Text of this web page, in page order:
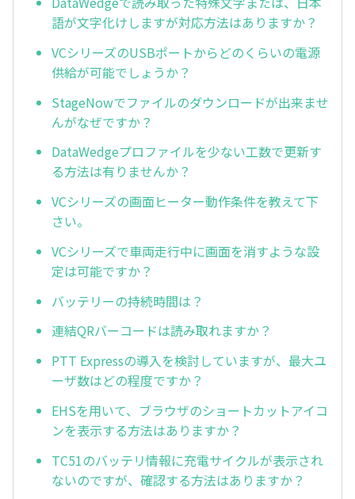
語が文字化けしますが対応方法はありますか？
VCシリーズのUSBポートからどのくらいの電源
供給が可能でしょうか？
StageNowでファイルのダウンロードが出来ませ
んがなぜですか？
DataWedgeプロファイルを少ない工数で更新す
る方法は有りませんか？
VCシリーズの画面ヒーター動作条件を教えて下
さい。
VCシリーズで車両走行中に画面を消すような設
定は可能ですか？
バッテリーの持続時間は？
連結QRバーコードは読み取れますか？
PTT Expressの導入を検討していますが、最大ユ
ーザ数はどの程度ですか？
EHSを用いて、ブラウザのショートカットアイコ
ンを表示する方法はありますか？
TC51のバッテリ情報に充電サイクルが表示され
ないのですが、確認する方法はありますか？